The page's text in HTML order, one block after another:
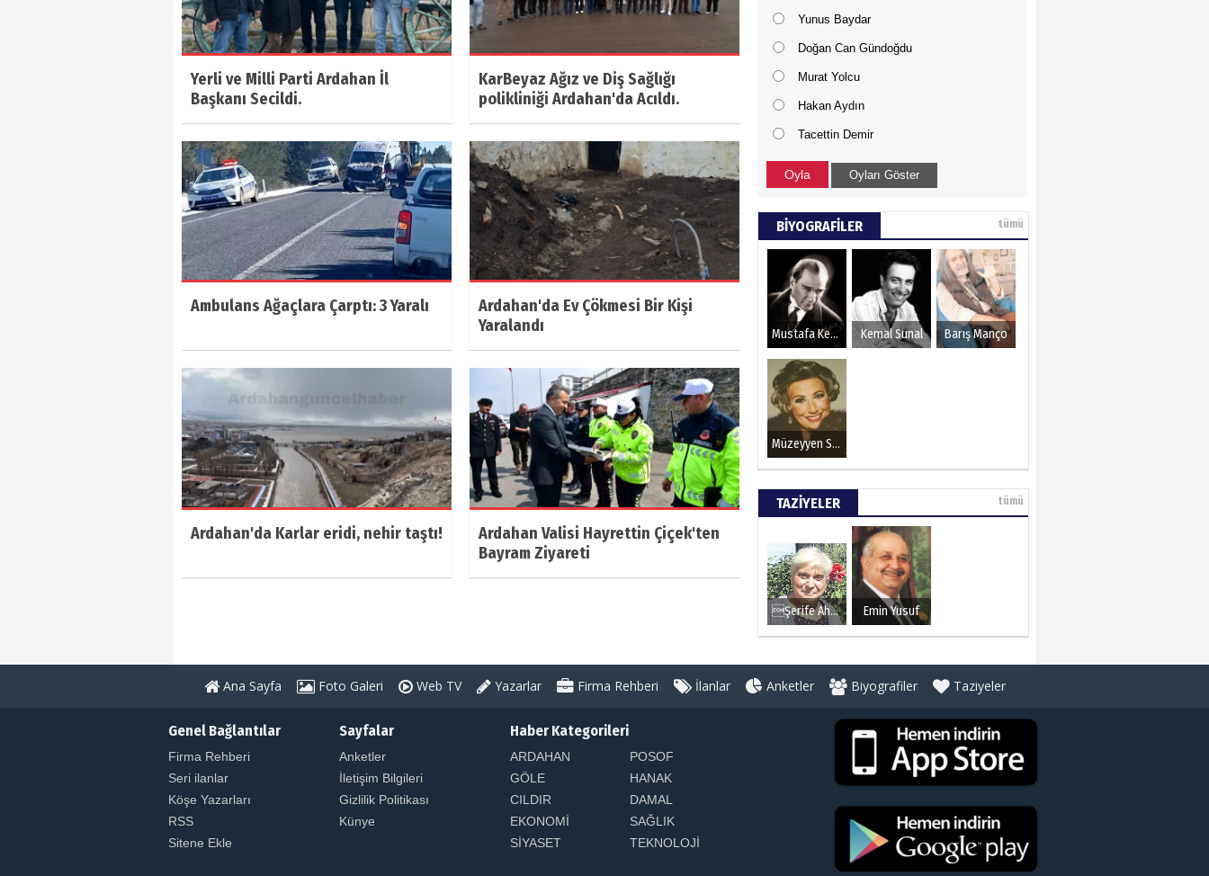
Yerli ve Milli Parti Ardahan İl
Başkanı Secildi.
KarBeyaz Ağız ve Diş Sağlığı
polikliniği Ardahan'da Acıldı.
Ambulans Ağaçlara Çarptı: 3 Yaralı
Ardahan'da Ev Çökmesi Bir Kişi
Yaralandı
Ardahan'da Karlar eridi, nehir taştı!
Ardahan Valisi Hayrettin Çiçek'ten
Bayram Ziyareti
Yunus Baydar
Doğan Can Gündoğdu
Murat Yolcu
Hakan Aydın
Tacettin Demir
Oyla Oyları Göster
BİYOGRAFİLER tümü
Mustafa Kemal Atatürk Kemal Sunal Barış Manço
Müzeyyen Senar
TAZİYELER tümü
Şerife Ahmet Emin Yusuf
Ana Sayfa Foto Galeri Web TV Yazarlar Firma Rehberi İlanlar Anketler Biyografiler Taziyeler
Genel Bağlantılar
Firma Rehberi
Seri ilanlar
Köşe Yazarları
RSS
Sitene Ekle
Sayfalar
Anketler
İletişim Bilgileri
Gizlilik Politikası
Künye
Haber Kategorileri
ARDAHAN
POSOF
GÖLE
HANAK
CILDIR
DAMAL
EKONOMİ
SAĞLIK
SİYASET
TEKNOLOJİ